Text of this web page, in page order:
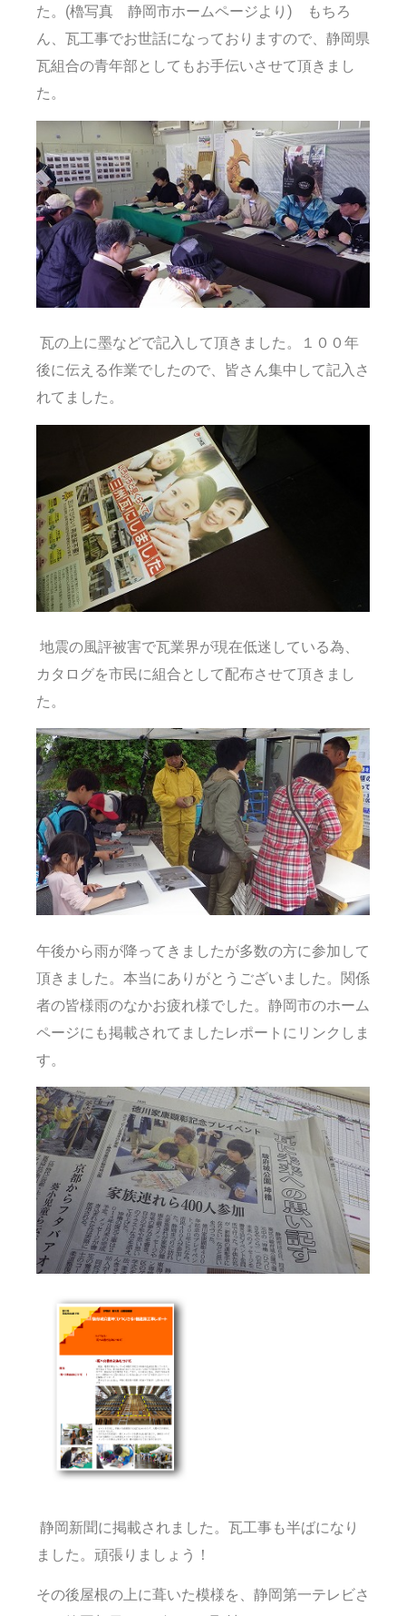
た。(櫓写真 静岡市ホームページより) もちろ
ん、瓦工事でお世話になっておりますので、静岡県
瓦組合の青年部としてもお手伝いさせて頂きまし
た。
瓦の上に墨などで記入して頂きました。１００年
後に伝える作業でしたので、皆さん集中して記入さ
れてました。
地震の風評被害で瓦業界が現在低迷している為、
カタログを市民に組合として配布させて頂きまし
た。
午後から雨が降ってきましたが多数の方に参加して
頂きました。本当にありがとうございました。関係
者の皆様雨のなかお疲れ様でした。静岡市のホーム
ページにも掲載されてましたレポートにリンクしま
す。
静岡新聞に掲載されました。瓦工事も半ばになり
ました。頑張りましょう！
その後屋根の上に葺いた模様を、静岡第一テレビさ